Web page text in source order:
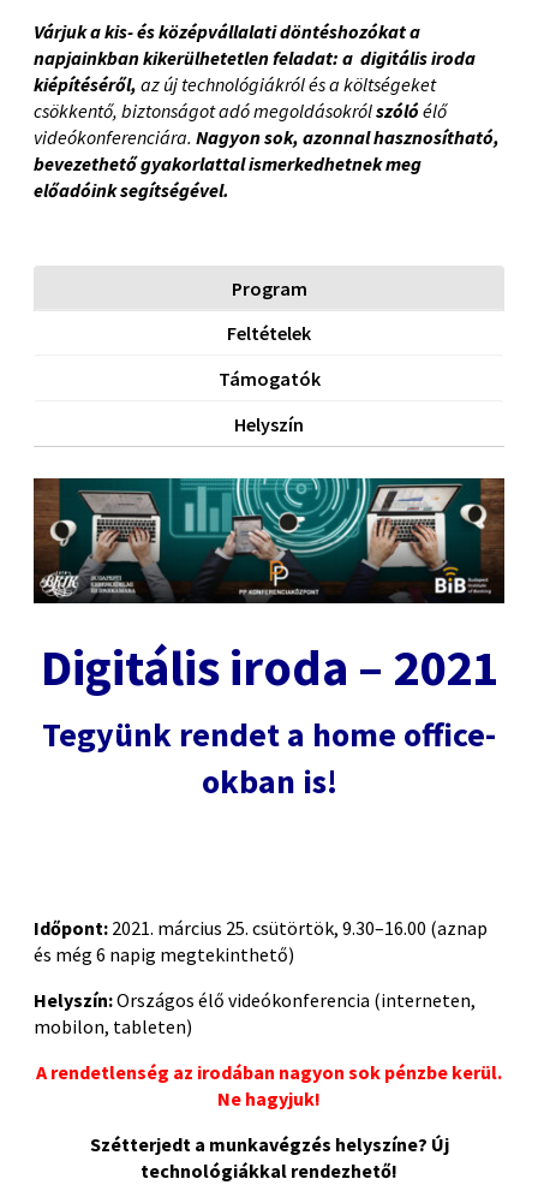
Várjuk a kis- és középvállalati döntéshozókat a
napjainkban kikerülhetetlen feladat: a digitális iroda
kiépítéséről, az új technológiákról és a költségeket
csökkentő, biztonságot adó megoldásokrólszólóélő
videókonferenciára. Nagyon sok, azonnal hasznosítható,
bevezethető gyakorlattal ismerkedhetnek meg
előadóink segítségével.
Program
Feltételek
Támogatók
Helyszín
Digitális iroda – 2021
Tegyünk rendet a home office-
okban is!
Időpont: 2021. március 25. csütörtök, 9.30–16.00 (aznap
és még 6 napig megtekinthető)
Helyszín:Országos élő videókonferencia (interneten,
mobilon, tableten)
A rendetlenség az irodában nagyon sok pénzbe kerül.
Ne hagyjuk!
Szétterjedt a munkavégzés helyszíne? Új
technológiákkal rendezhető!